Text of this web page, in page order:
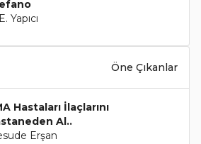
Yapıcı
Öne Çıkanlar
Hastaları İlaçlarını
Al..
Erşan